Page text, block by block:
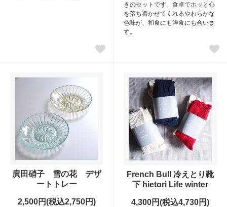
きのセットです。食卓でホッと心
を落ち着かせてくれるやわらかな
色味が、和食にも洋食にも合いま
す。
廣田硝子 雪の花 デザ
ートトレー
2,500円(税込2,750円)
French Bull 冷えとり靴
下 hietori Life winter
4,300円(税込4,730円)